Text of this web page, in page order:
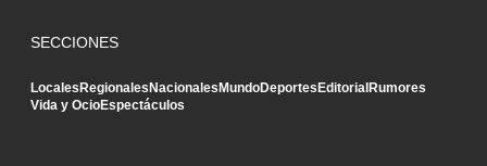
SECCIONES
LocalesRegionalesNacionalesMundoDeportesEditorialRumores
Vida y OcioEspectáculos